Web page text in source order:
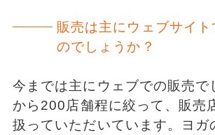
販売は主にウェブサイト
のでしょうか？
今までは主にウェブでの販売で
から200店舗程に絞って、販売
扱っていただいています。ヨガ